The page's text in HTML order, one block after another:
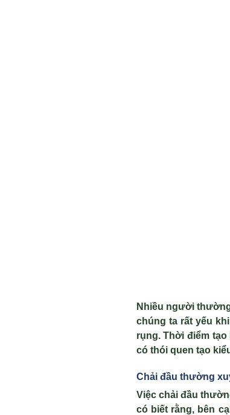
Nhiều người
chúng ta rất yếu
rụng. Thời điểm
có thói quen tạo
Chải đầu thường
Việc chải đầu
có biết rằng, bên